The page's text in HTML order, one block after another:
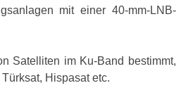
mit einer 40-mm-LNB-
Satelliten im Ku-Band bestimmt,
Hispasat etc.